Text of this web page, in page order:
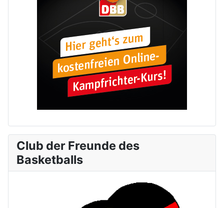
Club der Freunde des
Basketballs